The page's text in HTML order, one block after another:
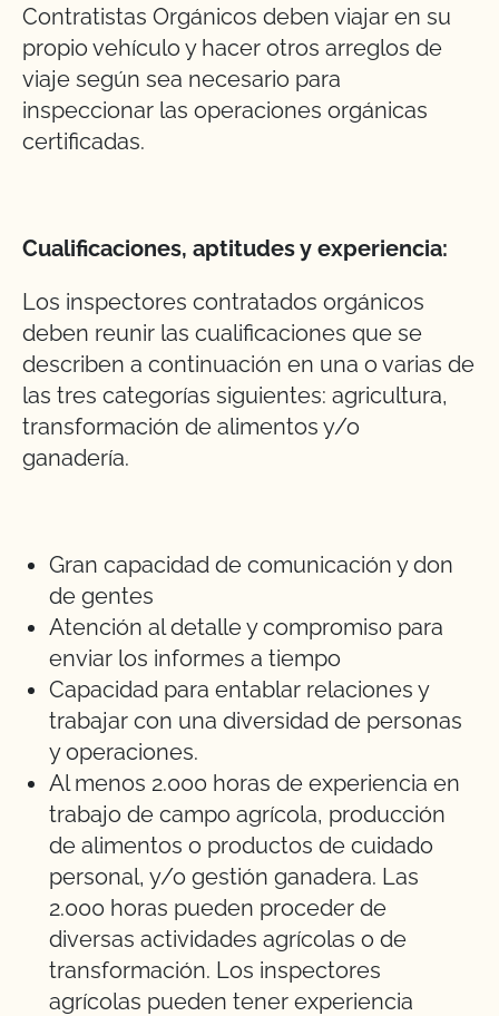
Contratistas Orgánicos deben viajar en su
propio vehículo y hacer otros arreglos de
viaje según sea necesario para
inspeccionar las operaciones orgánicas
certificadas.
Cualificaciones, aptitudes y experiencia:
Los inspectores contratados orgánicos
deben reunir las cualificaciones que se
describen a continuación en una o varias de
las tres categorías siguientes: agricultura,
transformación de alimentos y/o
ganadería.
Gran capacidad de comunicación y don
de gentes
Atención al detalle y compromiso para
enviar los informes a tiempo
Capacidad para entablar relaciones y
trabajar con una diversidad de personas
y operaciones.
Al menos 2.000 horas de experiencia en
trabajo de campo agrícola, producción
de alimentos o productos de cuidado
personal, y/o gestión ganadera. Las
2.000 horas pueden proceder de
diversas actividades agrícolas o de
transformación. Los inspectores
agrícolas pueden tener experiencia